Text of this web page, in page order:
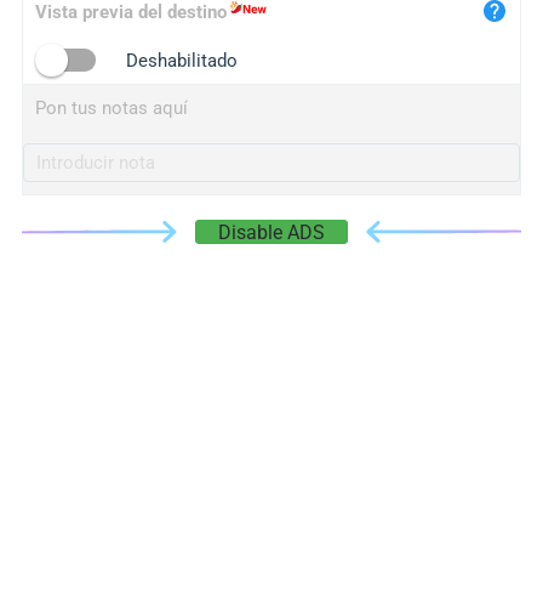
Vista previa del destino
Deshabilitado
Pon tus notas aquí
Disable ADS